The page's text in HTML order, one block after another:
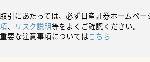
取引にあたっては、必ず日産証券ホームペー
項、 リスク説明等をよくご確認ください。
重要な注意事項についてはこちら